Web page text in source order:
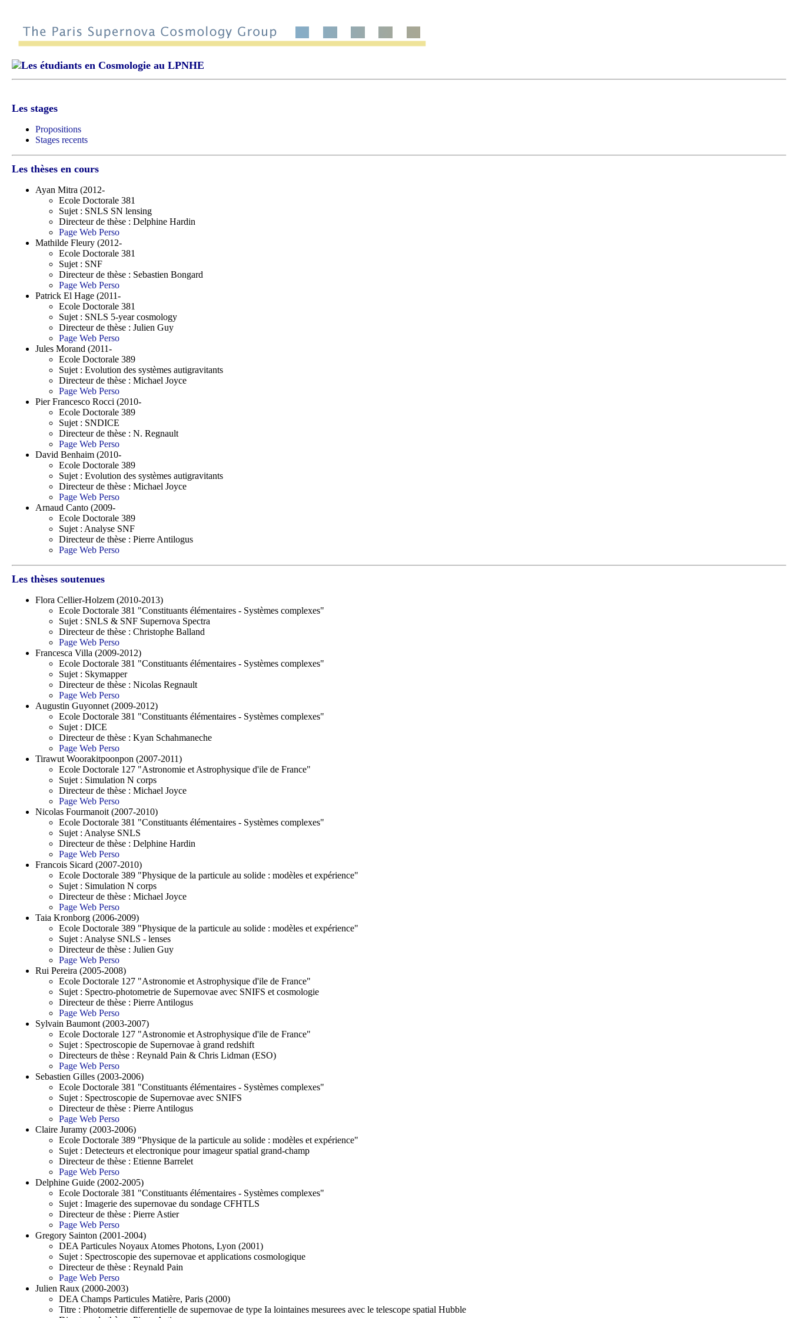
Les étudiants en Cosmologie au LPNHE
Les stages
Propositions
Stages recents
Les thèses en cours
Ayan Mitra (2012-
Ecole Doctorale 381
Sujet : SNLS SN lensing
Directeur de thèse : Delphine Hardin
Page Web Perso
Mathilde Fleury (2012-
Ecole Doctorale 381
Sujet : SNF
Directeur de thèse : Sebastien Bongard
Page Web Perso
Patrick El Hage (2011-
Ecole Doctorale 381
Sujet : SNLS 5-year cosmology
Directeur de thèse : Julien Guy
Page Web Perso
Jules Morand (2011-
Ecole Doctorale 389
Sujet : Evolution des systèmes autigravitants
Directeur de thèse : Michael Joyce
Page Web Perso
Pier Francesco Rocci (2010-
Ecole Doctorale 389
Sujet : SNDICE
Directeur de thèse : N. Regnault
Page Web Perso
David Benhaim (2010-
Ecole Doctorale 389
Sujet : Evolution des systèmes autigravitants
Directeur de thèse : Michael Joyce
Page Web Perso
Arnaud Canto (2009-
Ecole Doctorale 389
Sujet : Analyse SNF
Directeur de thèse : Pierre Antilogus
Page Web Perso
Les thèses soutenues
Flora Cellier-Holzem (2010-2013)
Ecole Doctorale 381 "Constituants élémentaires - Systèmes complexes"
Sujet : SNLS & SNF Supernova Spectra
Directeur de thèse : Christophe Balland
Page Web Perso
Francesca Villa (2009-2012)
Ecole Doctorale 381 "Constituants élémentaires - Systèmes complexes"
Sujet : Skymapper
Directeur de thèse : Nicolas Regnault
Page Web Perso
Augustin Guyonnet (2009-2012)
Ecole Doctorale 381 "Constituants élémentaires - Systèmes complexes"
Sujet : DICE
Directeur de thèse : Kyan Schahmaneche
Page Web Perso
Tirawut Woorakitpoonpon (2007-2011)
Ecole Doctorale 127 "Astronomie et Astrophysique d'ile de France"
Sujet : Simulation N corps
Directeur de thèse : Michael Joyce
Page Web Perso
Nicolas Fourmanoit (2007-2010)
Ecole Doctorale 381 "Constituants élémentaires - Systèmes complexes"
Sujet : Analyse SNLS
Directeur de thèse : Delphine Hardin
Page Web Perso
Francois Sicard (2007-2010)
Ecole Doctorale 389 "Physique de la particule au solide : modèles et expérience"
Sujet : Simulation N corps
Directeur de thèse : Michael Joyce
Page Web Perso
Taia Kronborg (2006-2009)
Ecole Doctorale 389 "Physique de la particule au solide : modèles et expérience"
Sujet : Analyse SNLS - lenses
Directeur de thèse : Julien Guy
Page Web Perso
Rui Pereira (2005-2008)
Ecole Doctorale 127 "Astronomie et Astrophysique d'ile de France"
Sujet : Spectro-photometrie de Supernovae avec SNIFS et cosmologie
Directeur de thèse : Pierre Antilogus
Page Web Perso
Sylvain Baumont (2003-2007)
Ecole Doctorale 127 "Astronomie et Astrophysique d'ile de France"
Sujet : Spectroscopie de Supernovae à grand redshift
Directeurs de thèse : Reynald Pain & Chris Lidman (ESO)
Page Web Perso
Sebastien Gilles (2003-2006)
Ecole Doctorale 381 "Constituants élémentaires - Systèmes complexes"
Sujet : Spectroscopie de Supernovae avec SNIFS
Directeur de thèse : Pierre Antilogus
Page Web Perso
Claire Juramy (2003-2006)
Ecole Doctorale 389 "Physique de la particule au solide : modèles et expérience"
Sujet : Detecteurs et electronique pour imageur spatial grand-champ
Directeur de thèse : Etienne Barrelet
Page Web Perso
Delphine Guide (2002-2005)
Ecole Doctorale 381 "Constituants élémentaires - Systèmes complexes"
Sujet : Imagerie des supernovae du sondage CFHTLS
Directeur de thèse : Pierre Astier
Page Web Perso
Gregory Sainton (2001-2004)
DEA Particules Noyaux Atomes Photons, Lyon (2001)
Sujet : Spectroscopie des supernovae et applications cosmologique
Directeur de thèse : Reynald Pain
Page Web Perso
Julien Raux (2000-2003)
DEA Champs Particules Matière, Paris (2000)
Titre : Photometrie differentielle de supernovae de type Ia lointaines mesurees avec le telescope spatial Hubble